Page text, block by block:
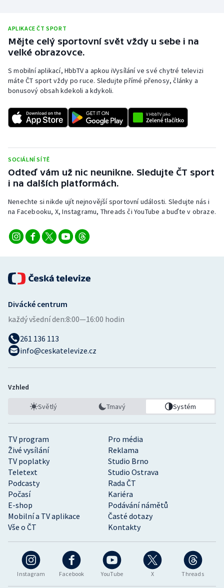
Ragby
Rychlobruslení
Rychlostní kanoistika
Sportovní střelba
Stolní tenis
Triatlon
Volejbal
APLIKACE ČT SPORT
Mějte celý sportovní svět vždy u sebe i na
velké obrazovce.
S mobilní aplikací, HbbTV a apkou iVysílání ve své chytré televizi
máte ČT sport vždy po ruce. Sledujte přímé přenosy, články a
bonusový obsah kdekoli a kdykoli.
SOCIÁLNÍ SÍTĚ
Odteď vám už nic neunikne. Sledujte ČT sport
i na dalších platformách.
Nenechte si nikde ujít nejnovější sportovní události. Sledujte nás i
na Facebooku, X, Instagramu, Threads či YouTube a buďte v obraze.
Instagram Facebook YouTube X Threads
TV program
Pro média
Živé vysílání
Reklama
TV poplatky
Studio Brno
Teletext
Studio Ostrava
Podcasty
Rada ČT
Počasí
Kariéra
E-shop
Podávání námětů
Mobilní a TV aplikace
Časté dotazy
Vše o ČT
Kontakty
Divácké centrum
každý všední den:8:00—16:00 hodin
261 136 113
info@ceskatelevize.cz
Vzhled
Světlý Tmavý Systém